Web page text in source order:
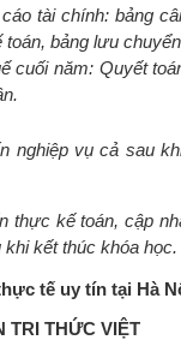
tài chính: bảng
toán, bảng lưu
cuối năm: Quyết
nghiệp vụ cả sau
thực kế toán, cập
kết thúc khóa học.
tế uy tín tại Hà
TRI THỨC VIỆT